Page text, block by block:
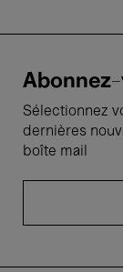
Sélectionnez
dernières
boîte mail